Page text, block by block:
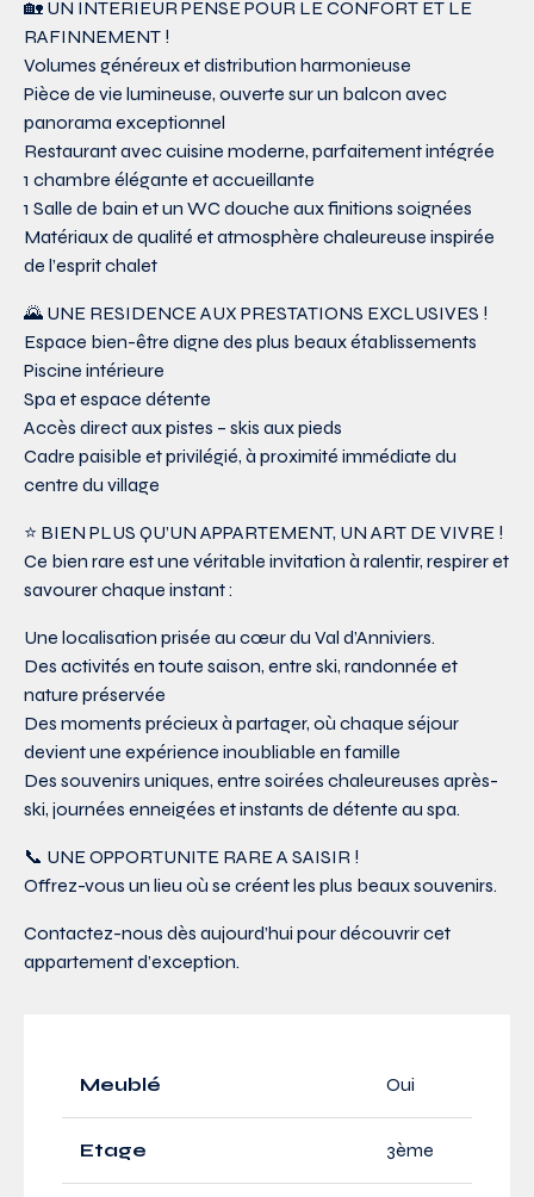
🏡 UN INTERIEUR PENSE POUR LE CONFORT ET LE
RAFINNEMENT !
Volumes généreux et distribution harmonieuse
Pièce de vie lumineuse, ouverte sur un balcon avec
panorama exceptionnel
Restaurant avec cuisine moderne, parfaitement intégrée
1 chambre élégante et accueillante
1 Salle de bain et un WC douche aux finitions soignées
Matériaux de qualité et atmosphère chaleureuse inspirée
de l’esprit chalet
🌄 UNE RESIDENCE AUX PRESTATIONS EXCLUSIVES !
Espace bien-être digne des plus beaux établissements
Piscine intérieure
Spa et espace détente
Accès direct aux pistes – skis aux pieds
Cadre paisible et privilégié, à proximité immédiate du
centre du village
⭐ BIEN PLUS QU’UN APPARTEMENT, UN ART DE VIVRE !
Ce bien rare est une véritable invitation à ralentir, respirer et
savourer chaque instant :
Une localisation prisée au cœur du Val d’Anniviers.
Des activités en toute saison, entre ski, randonnée et
nature préservée
Des moments précieux à partager, où chaque séjour
devient une expérience inoubliable en famille
Des souvenirs uniques, entre soirées chaleureuses après-
ski, journées enneigées et instants de détente au spa.
📞 UNE OPPORTUNITE RARE A SAISIR !
Offrez-vous un lieu où se créent les plus beaux souvenirs.
Contactez-nous dès aujourd’hui pour découvrir cet
appartement d’exception.
Meublé Oui
Etage 3ème